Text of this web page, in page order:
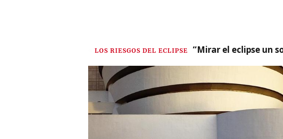
LOS RIESGOS DEL ECLIPSE “Mirar el eclipse un